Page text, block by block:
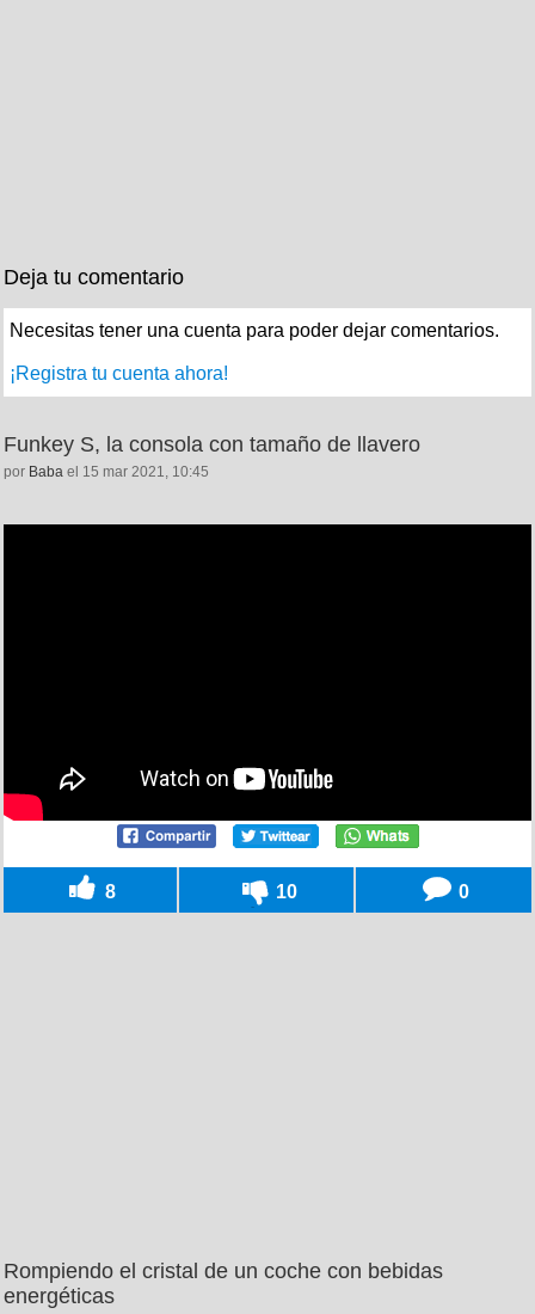
Deja tu comentario
Necesitas tener una cuenta para poder dejar comentarios.
¡Registra tu cuenta ahora!
Funkey S, la consola con tamaño de llavero
por Baba el 15 mar 2021, 10:45
8 10 0
Rompiendo el cristal de un coche con bebidas
energéticas